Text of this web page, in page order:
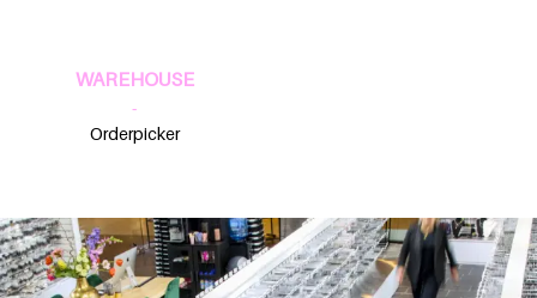
WAREHOUSE
-
Orderpicker